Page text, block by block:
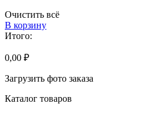
Очистить всё
В корзину
Итого:
0,00 ₽
Загрузить фото заказа
Каталог товаров